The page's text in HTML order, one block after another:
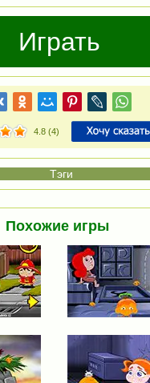
Играть
4.8(4)
Похожие игры